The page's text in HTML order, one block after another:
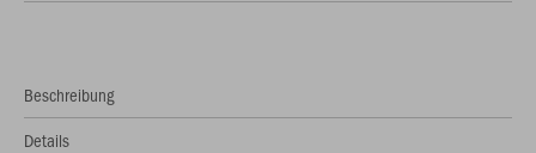
Beschreibung
Details